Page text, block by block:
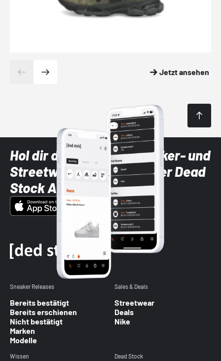
Jetzt ansehen
Hol dir die neuesten Sneaker- und
Streetwear-Brands mit der Dead
Stock App
Sneaker Releases
Bereits bestätigt
Bereits erschienen
Nicht bestätigt
Marken
Modelle
Sales & Deals
Streetwear
Deals
Nike
Wissen Dead Stock